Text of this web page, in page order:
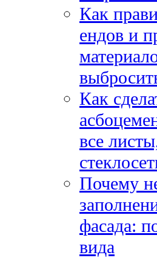
Как
ендов и
Как
все
Почему
фасада:
вида